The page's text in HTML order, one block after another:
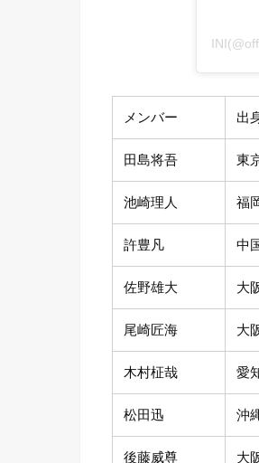
メンバー 出
田島将吾 東
池崎理人 福
許豊凡 中
佐野雄大 大
尾崎匠海 大
木村柾哉 愛
松田迅 沖
後藤威尊 大